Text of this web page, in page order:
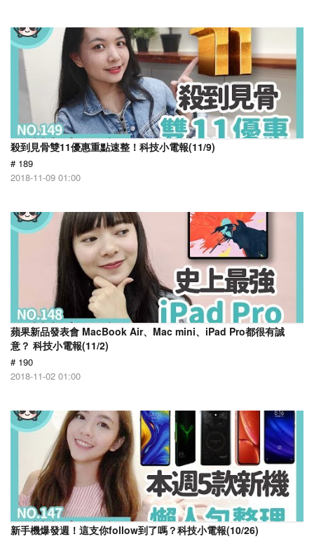
殺到見骨雙11優惠重點速整！科技小電報(11/9)
# 189
2018-11-09 01:00
蘋果新品發表會 MacBook Air、Mac mini、iPad Pro都很有誠
意？ 科技小電報(11/2)
# 190
2018-11-02 01:00
新手機爆發週！這支你follow到了嗎？科技小電報(10/26)